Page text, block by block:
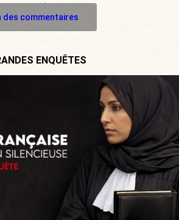
commentaire
commentaires
ENQUÊTES